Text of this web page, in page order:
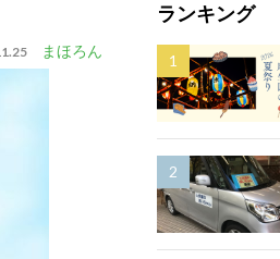
まほろん
ランキング